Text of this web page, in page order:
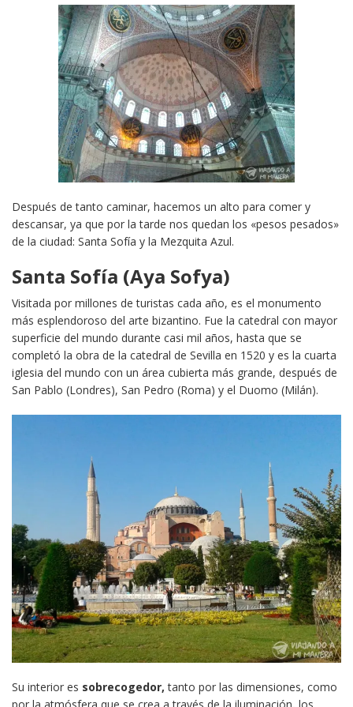
Después de tanto caminar, hacemos un alto para comer y
descansar, ya que por la tarde nos quedan los «pesos pesados»
de la ciudad: Santa Sofía y la Mezquita Azul.
Santa Sofía (Aya Sofya)
Visitada por millones de turistas cada año, es el monumento
más esplendoroso del arte bizantino. Fue la catedral con mayor
superficie del mundo durante casi mil años, hasta que se
completó la obra de la catedral de Sevilla en 1520 y es la cuarta
iglesia del mundo con un área cubierta más grande, después de
San Pablo (Londres), San Pedro (Roma) y el Duomo (Milán).
Su interior es sobrecogedor,tanto por las dimensiones, como